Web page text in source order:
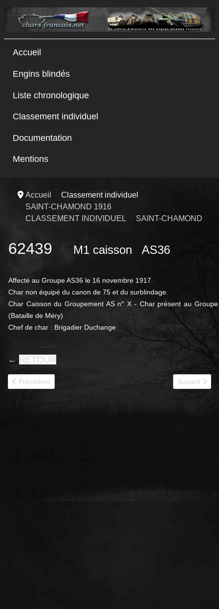
Accueil
Engins blindés
Liste chronologique
Classement individuel
Documentation
Mentions
Accueil
Classement individuel
SAINT-CHAMOND 1916
CLASSEMENT INDIVIDUEL
SAINT-CHAMOND
62439 M1 caisson AS36
Affecté au Groupe AS36 le 16 novembre 1917.
Char non équipé du canon de 75 et du surblindage.
Char Caisson du Groupement AS n° X - Char présent au
(Bataille de Méry)
Chef de char : Brigadier Duchange
← RETOUR
Article précédent : 62450
Précédent Article
Suivant